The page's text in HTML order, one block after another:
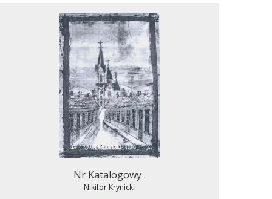
Nr Katalogowy .
Nikifor Krynicki